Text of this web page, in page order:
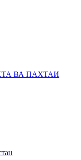
ВА ПАХТАИ